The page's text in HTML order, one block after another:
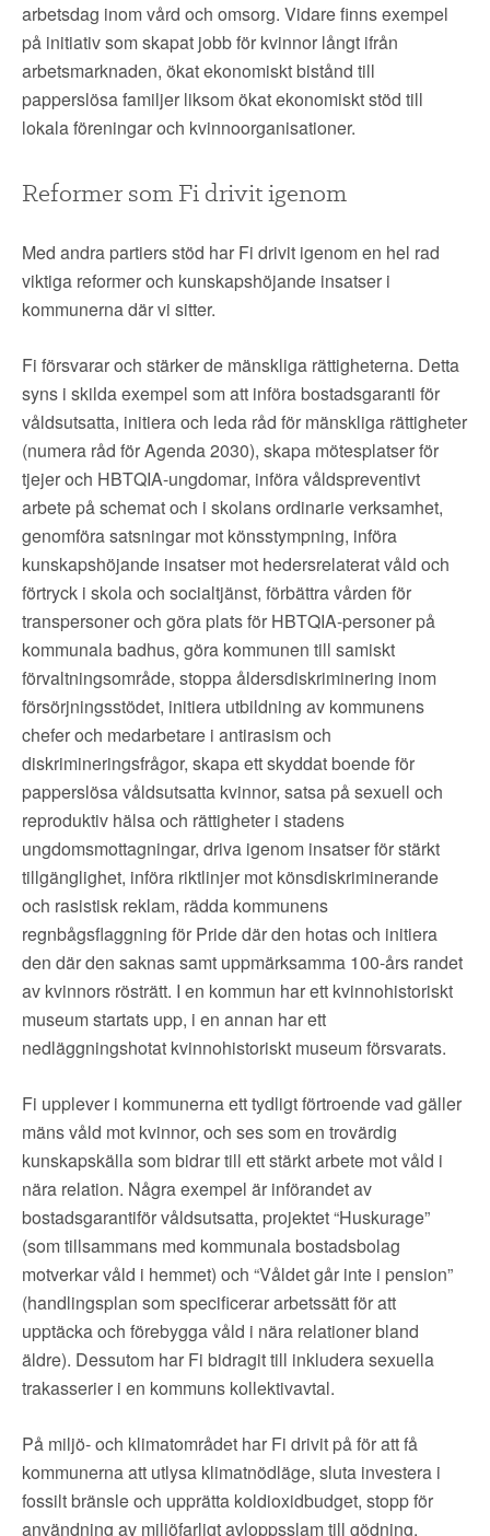
arbetsdag inom vård och omsorg. Vidare finns exempel
på initiativ som skapat jobb för kvinnor långt ifrån
arbetsmarknaden, ökat ekonomiskt bistånd till
papperslösa familjer liksom ökat ekonomiskt stöd till
lokala föreningar och kvinnoorganisationer.
Reformer som Fi drivit igenom
Med andra partiers stöd har Fi drivit igenom en hel rad
viktiga reformer och kunskapshöjande insatser i
kommunerna där vi sitter.
Fi försvarar och stärker de mänskliga rättigheterna. Detta
syns i skilda exempel som att införa bostadsgaranti för
våldsutsatta, initiera och leda råd för mänskliga rättigheter
(numera råd för Agenda 2030), skapa mötesplatser för
tjejer och HBTQIA-ungdomar, införa våldspreventivt
arbete på schemat och i skolans ordinarie verksamhet,
genomföra satsningar mot könsstympning, införa
kunskapshöjande insatser mot hedersrelaterat våld och
förtryck i skola och socialtjänst, förbättra vården för
transpersoner och göra plats för HBTQIA-personer på
kommunala badhus, göra kommunen till samiskt
förvaltningsområde, stoppa åldersdiskriminering inom
försörjningsstödet, initiera utbildning av kommunens
chefer och medarbetare i antirasism och
diskrimineringsfrågor, skapa ett skyddat boende för
papperslösa våldsutsatta kvinnor, satsa på sexuell och
reproduktiv hälsa och rättigheter i stadens
ungdomsmottagningar, driva igenom insatser för stärkt
tillgänglighet, införa riktlinjer mot könsdiskriminerande
och rasistisk reklam, rädda kommunens
regnbågsflaggning för Pride där den hotas och initiera
den där den saknas samt uppmärksamma 100-års randet
av kvinnors rösträtt. I en kommun har ett kvinnohistoriskt
museum startats upp, i en annan har ett
nedläggningshotat kvinnohistoriskt museum försvarats.
Fi upplever i kommunerna ett tydligt förtroende vad gäller
mäns våld mot kvinnor, och ses som en trovärdig
kunskapskälla som bidrar till ett stärkt arbete mot våld i
nära relation. Några exempel är införandet av
bostadsgarantiför våldsutsatta, projektet “Huskurage”
(som tillsammans med kommunala bostadsbolag
motverkar våld i hemmet) och “Våldet går inte i pension”
(handlingsplan som specificerar arbetssätt för att
upptäcka och förebygga våld i nära relationer bland
äldre). Dessutom har Fi bidragit till inkludera sexuella
trakasserier i en kommuns kollektivavtal.
På miljö- och klimatområdet har Fi drivit på för att få
kommunerna att utlysa klimatnödläge, sluta investera i
fossilt bränsle och upprätta koldioxidbudget, stopp för
användning av miljöfarligt avloppsslam till gödning,